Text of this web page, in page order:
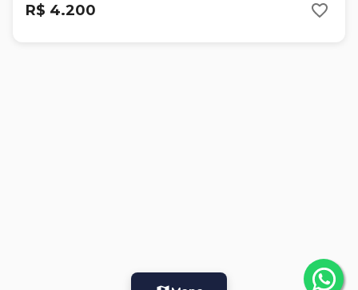
R$ 4.200